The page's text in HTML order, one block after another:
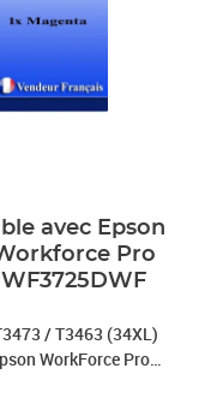
avec Epson
Pro
/ T3463 (34XL)
lot comprend: 1